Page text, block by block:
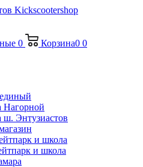
0 Корзина0 0
Нагорной
ш. Энтузиастов
и школа
и школа